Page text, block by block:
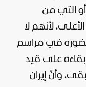
أو التي من
لأنهم لا
في مراسم
بقاءه على قيد
وأنّ إيران